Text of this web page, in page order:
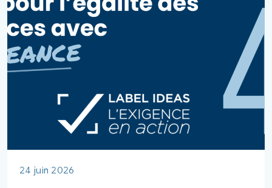
24 juin 2026